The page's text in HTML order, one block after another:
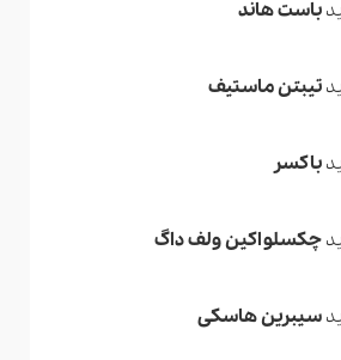
باست هاند
تیبتن ماستیف
باکسر
چکسلواکین ولف داگ
سیبرین هاسکی